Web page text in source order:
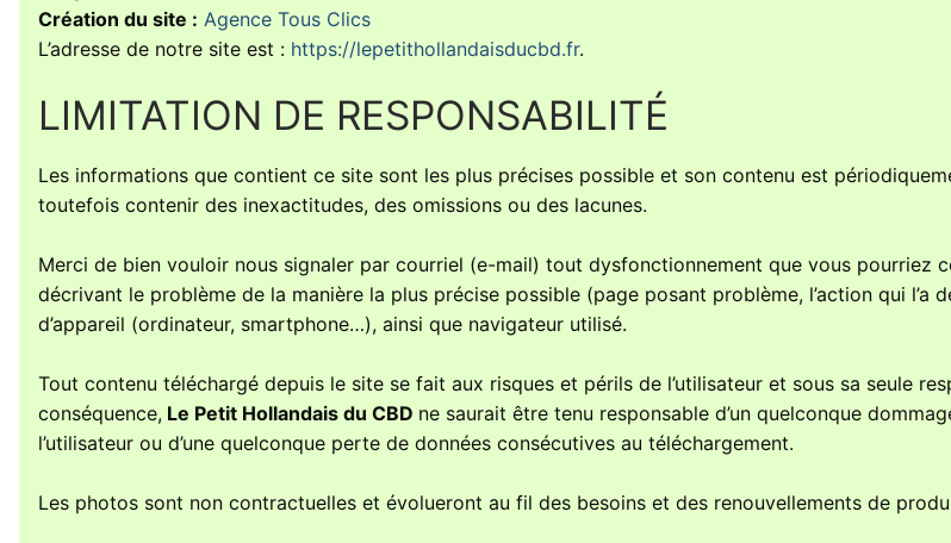
Création du site : Agence Tous Clics
L’adresse de notre site est : https://lepetithollandaisducbd.fr.
LIMITATION DE RESPONSABILITÉ
Les informations que contient ce site sont les plus précises possible et son contenu est
toutefois contenir des inexactitudes, des omissions ou des lacunes.
Merci de bien vouloir nous signaler par courriel (e-mail) tout dysfonctionnement que vous pourriez
décrivant le problème de la manière la plus précise possible (page posant problème, l’action qui l’a
d’appareil (ordinateur, smartphone…), ainsi que navigateur utilisé.
Tout contenu téléchargé depuis le site se fait aux risques et périls de l’utilisateur et sous sa seule
conséquence, Le Petit Hollandais du CBD ne saurait être tenu responsable d’un quelconque
l’utilisateur ou d’une quelconque perte de données consécutives au téléchargement.
Les photos sont non contractuelles et évolueront au fil des besoins et des renouvellements de